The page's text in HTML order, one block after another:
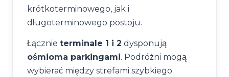
krótkoterminowego, jak i
długoterminowego postoju.
Łącznie terminale 1 i 2 dysponują
ośmioma parkingami. Podróżni mogą
wybierać między strefami szybkiego